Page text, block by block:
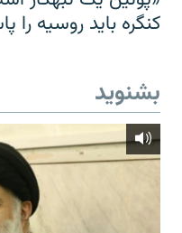
کنگره باید روسیه را
بشنوید